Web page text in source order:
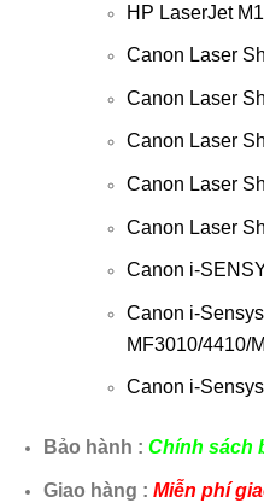
HP LaserJet
Canon Laser
Canon Laser
Canon Laser
Canon Laser
Canon Laser
Canon i-
Canon i-Sensys
MF3010/4410/
Canon i-
Bảo hành : Chính sách
Giao hàng : Miễn phí